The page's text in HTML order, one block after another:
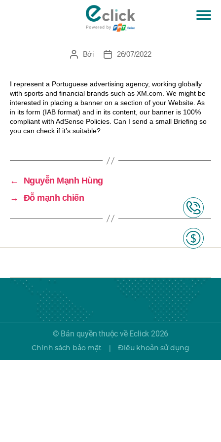
Luis Machado
TácBởi
Ngày26/07/2022
I represent a Portuguese advertising agency, working globally
with sports and financial brands such as XM.com. We might be
interested in placing a banner on a section of your Website. As
in its form (IAB format) and in its content, our banner is 100%
compliant with AdSense Policies. Can I send a small Briefing so
you can check if it’s suitable?
←
Nguyễn Mạnh Hùng
→
Đỗ mạnh chiến
© Bản quyền thuộc về Eclick 2026
Chính sách bảo mật | Điều khoản sử dụng